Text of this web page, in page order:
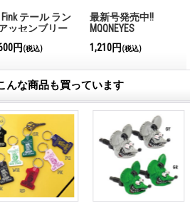
Fink テール ラン
ッセンブリー
円 (税込)
最新号発売中!!
MQQNEYES
Magazine No.28 2026
1,210円 (税込)
んな商品も買っています